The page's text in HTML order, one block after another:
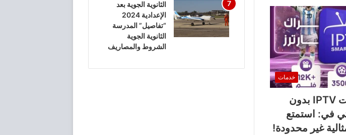
خدمات
أفضل 5 اشتراكات IPTV بدون
في: استمتع
غير محدودة!
الثانوية الجوية بعد
الإعدادية 2024
“تفاصيل” المدرسة
الثانوية الجوية
الشروط والمصاريف